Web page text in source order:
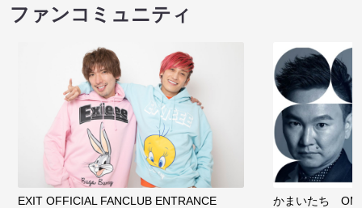
ファンコミュニティ
EXIT OFFICIAL FANCLUB ENTRANCE かまいたち